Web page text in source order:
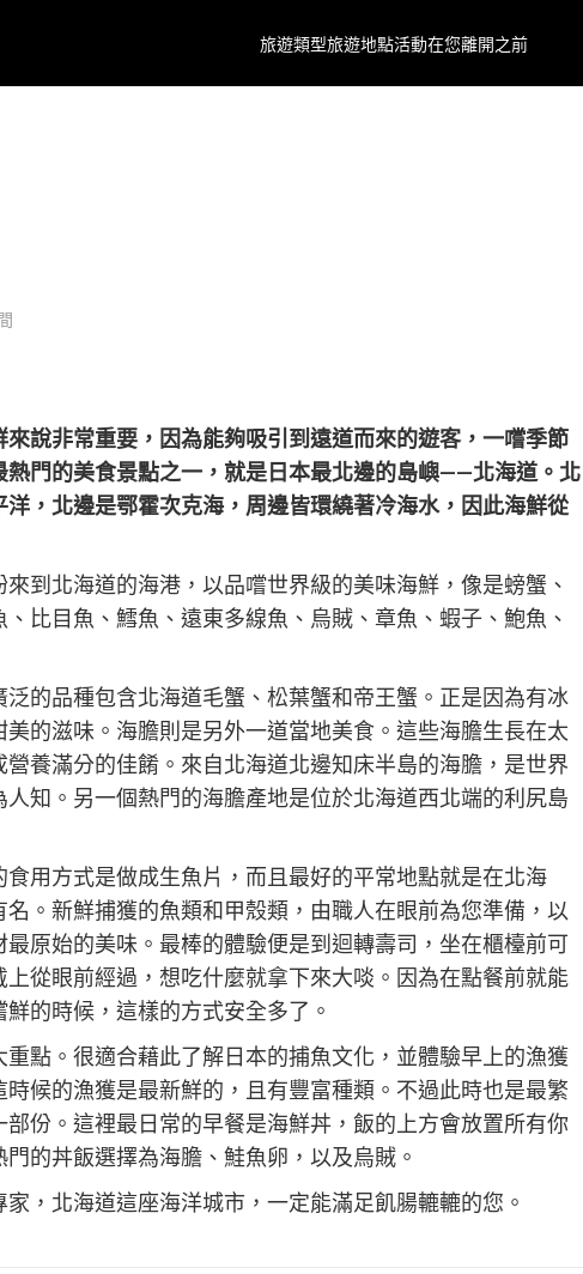
旅遊類型旅遊地點活動在您離開之前
說非常重要，因為能夠吸引到遠道而來的遊客，一嚐季節
門的美食景點之一，就是日本最北邊的島嶼——北海道。北
，北邊是鄂霍次克海，周邊皆環繞著冷海水，因此海鮮從
到北海道的海港，以品嚐世界級的美味海鮮，像是螃蟹、
比目魚、鱈魚、遠東多線魚、烏賊、章魚、蝦子、鮑魚、
的品種包含北海道毛蟹、松葉蟹和帝王蟹。正是因為有冰
的滋味。海膽則是另外一道當地美食。這些海膽生長在太
養滿分的佳餚。來自北海道北邊知床半島的海膽，是世界
人知。另一個熱門的海膽產地是位於北海道西北端的利尻島
用方式是做成生魚片，而且最好的平常地點就是在北海
。新鮮捕獲的魚類和甲殼類，由職人在眼前為您準備，以
原始的美味。最棒的體驗便是到迴轉壽司，坐在櫃檯前可
從眼前經過，想吃什麼就拿下來大啖。因為在點餐前就能
的時候，這樣的方式安全多了。
點。很適合藉此了解日本的捕魚文化，並體驗早上的漁獲
候的漁獲是最新鮮的，且有豐富種類。不過此時也是最繁
份。這裡最日常的早餐是海鮮丼，飯的上方會放置所有你
的丼飯選擇為海膽、鮭魚卵，以及烏賊。
，北海道這座海洋城市，一定能滿足飢腸轆轆的您。